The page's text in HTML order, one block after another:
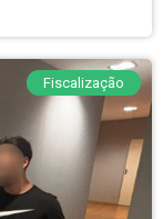
Fiscalização